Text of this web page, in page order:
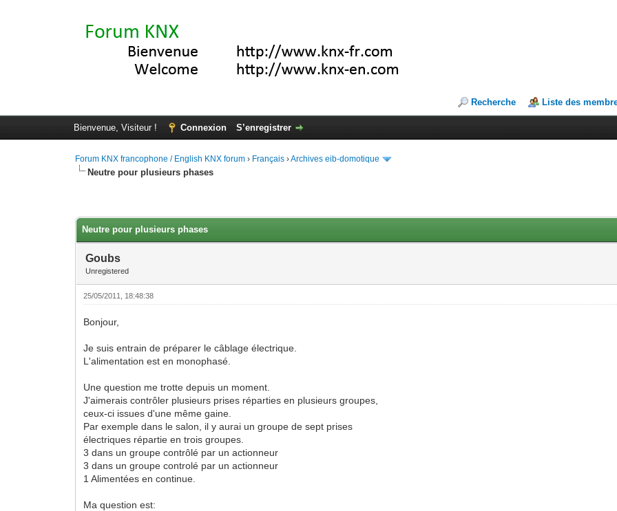
Recherche Liste des
Bienvenue, Visiteur ! Connexion S’enregistrer
Forum KNX francophone / English KNX forum › Français ›Archives eib-domotique
Neutre pour plusieurs phases
Neutre pour plusieurs phases
Goubs
Unregistered
25/05/2011, 18:48:38
Bonjour,
Je suis entrain de préparer le câblage électrique.
L'alimentation est en monophasé.
Une question me trotte depuis un moment.
J'aimerais contrôler plusieurs prises réparties en plusieurs groupes,
ceux-ci issues d'une même gaine.
Par exemple dans le salon, il y aurai un groupe de sept prises
électriques répartie en trois groupes.
3 dans un groupe contrôlé par un actionneur
3 dans un groupe controlé par un actionneur
1 Alimentées en continue.
Ma question est: